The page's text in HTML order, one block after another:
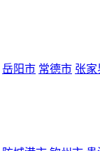
岳阳市 常德市 张家